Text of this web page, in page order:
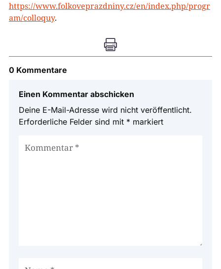
https://www.folkoveprazdniny.cz/en/index.php/progr
am/colloquy.

0 Kommentare
Einen Kommentar abschicken
Deine E-Mail-Adresse wird nicht veröffentlicht.
Erforderliche Felder sind mit * markiert